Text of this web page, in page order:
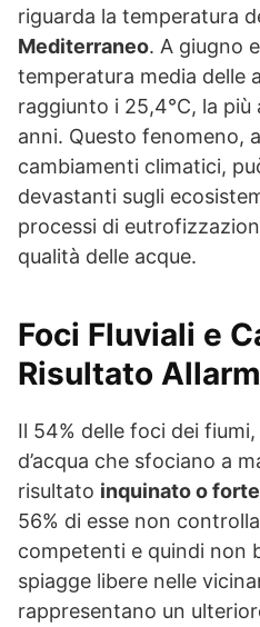
riguarda la temperatura
Mediterraneo. A giugno
temperatura media delle
raggiunto i 25,4°C, la più
anni. Questo fenomeno,
cambiamenti climatici,
devastanti sugli
processi di
qualità delle acque.
Foci Fluviali e
Risultato
Il 54% delle foci dei
d’acqua che sfociano a
risultato inquinato o
56% di esse non
competenti e quindi non
spiagge libere nelle
rappresentano un